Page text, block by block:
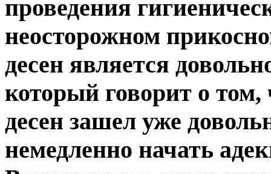
проведения
неосторожном
десен является
который говорит о том,
десен зашел уже
немедленно начать